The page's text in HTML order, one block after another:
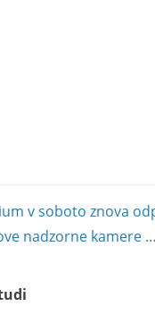
v soboto znova
nadzorne kamere …